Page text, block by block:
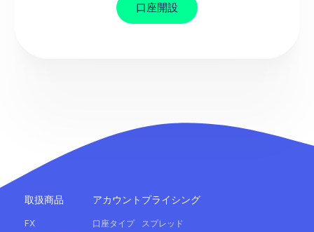
口座開設
取扱商品
FX
アカウント
口座タイプ
プライシング
スプレッド